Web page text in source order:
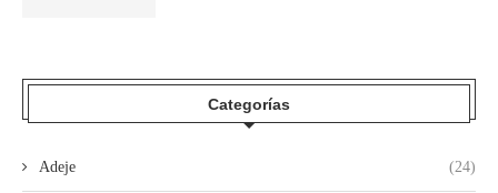
Categorías
Adeje (24)